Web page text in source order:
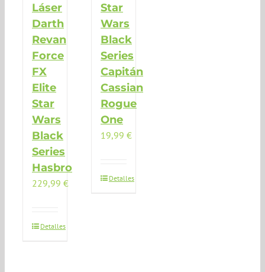
Láser
Darth
Revan
Force
FX
Elite
Star
Wars
Black
Series
Hasbro
229,99 €
Detalles
Star
Wars
Black
Series
Capitán
Cassian
Rogue
One
19,99€
Detalles